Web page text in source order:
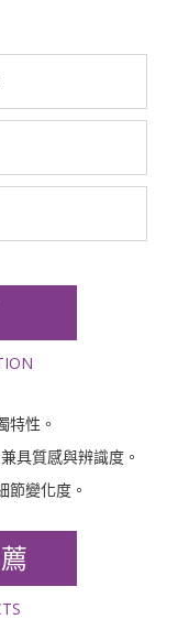
特性。
具質感與辨識度。
節變化度。